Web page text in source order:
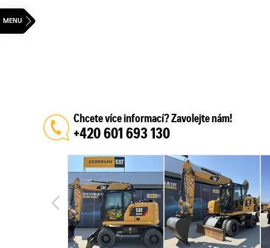
Chcete více informací? Zavolejte nám!
+420 601 693 130